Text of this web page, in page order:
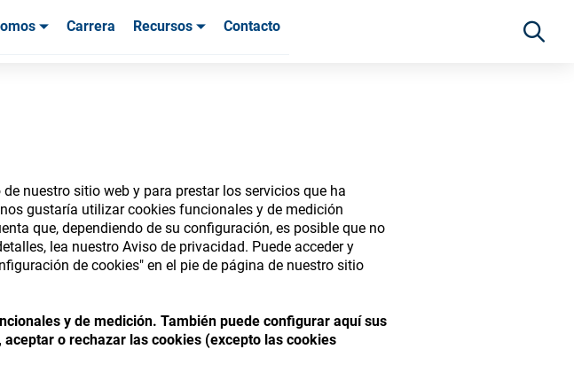
nuestro sitio web y para prestar los servicios que ha
gustaría utilizar cookies funcionales y de medición
que, dependiendo de su configuración, es posible que no
lea nuestro Aviso de privacidad. Puede acceder y
de cookies" en el pie de página de nuestro sitio
y de medición. También puede configurar aquí sus
o rechazar las cookies (excepto las cookies
Carrera Recursos Contacto
explore our wide range of ophthalmic